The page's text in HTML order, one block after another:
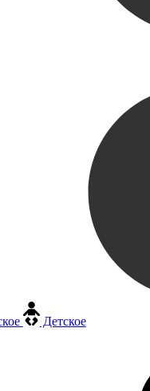
Детское